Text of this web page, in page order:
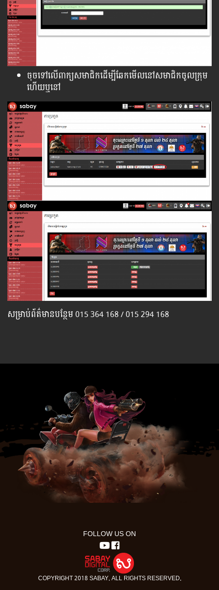
ចុចទៅលើពាក្យសមាជិកដើម្បីឆែកមើលនៅសមាជិកចូលក្រុម
ហើយឬនៅ
សម្រាប់​ព័ត៌មាន​បន្ថែម​ 015 364 168 / 015 294 168
FOLLOW US ON
COPYRIGHT 2018 SABAY. ALL RIGHTS RESERVED.